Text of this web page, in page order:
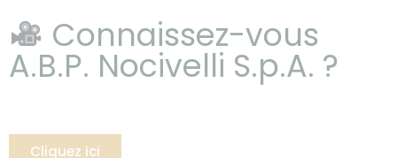
Connaissez-vous
A.B.P. Nocivelli S.p.A. ?
Cliquez ici